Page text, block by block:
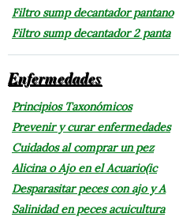
Filtro sump decantador pantano
Filtro sump decantador 2 panta
Enfermedades
Principios Taxonómicos
Prevenir y curar enfermedades
Cuidados al comprar un pez
Alicina o Ajo en el Acuario(ic
Desparasitar peces con ajo y A
Salinidad en peces acuicultura